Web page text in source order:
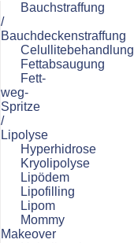
Bauchstraffung
/
Bauchdeckenstraffung
Celullitebehandlung
Fettabsaugung
Fett-
weg-
Spritze
/
Lipolyse
Hyperhidrose
Kryolipolyse
Lipödem
Lipofilling
Lipom
Mommy
Makeover